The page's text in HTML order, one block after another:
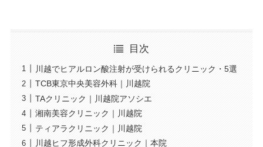
目次
川越でヒアルロン酸注射が受けられるクリニック・5選
TCB東京中央美容外科｜川越院
TAクリニック｜川越院アソシエ
湘南美容クリニック｜川越院
ティアラクリニック｜川越院
川越ヒフ形成外科クリニック｜本院